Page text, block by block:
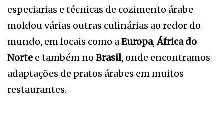
especiarias e técnicas de cozimento árabe
moldou várias outras culinárias ao redor do
mundo, em locais como aEuropa,África do
Norte e também no Brasil, onde encontramos
adaptações de pratos árabes em muitos
restaurantes.